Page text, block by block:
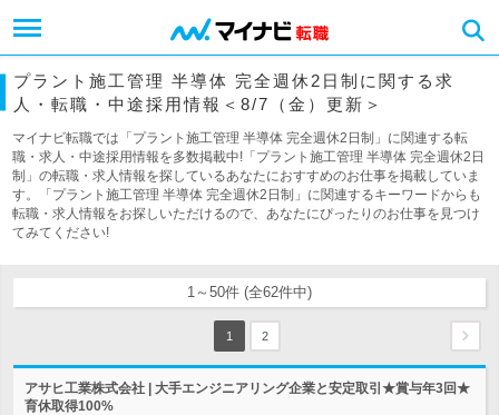
プラント施工管理 半導体 完全週休2日制に関する求
人・転職・中途採用情報＜8/7（金）更新＞
マイナビ転職では「プラント施工管理 半導体 完全週休2日制」に関連する転
職・求人・中途採用情報を多数掲載中!「プラント施工管理 半導体 完全週休2日
制」の転職・求人情報を探しているあなたにおすすめのお仕事を掲載していま
す。「プラント施工管理 半導体 完全週休2日制」に関連するキーワードからも
転職・求人情報をお探しいただけるので、あなたにぴったりのお仕事を見つけ
てみてください!
1～50件 (全62件中)
1 2
アサヒ工業株式会社 | 大手エンジニアリング企業と安定取引★賞与年3回★
育休取得100%